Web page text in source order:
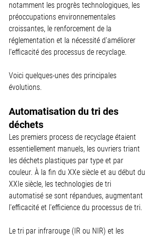
notamment les progrès technologiques, les
préoccupations environnementales
croissantes, le renforcement de la
réglementation et la nécessité d'améliorer
l'efficacité des processus de recyclage.
Voici quelques-unes des principales
évolutions.
Automatisation du tri des
déchets
Les premiers process de recyclage étaient
essentiellement manuels, les ouvriers triant
les déchets plastiques par type et par
couleur. À la fin du XXe siècle et au début du
XXIe siècle, les technologies de tri
automatisé se sont répandues, augmentant
l'efficacité et l'efficience du processus de tri.
Le tri par infrarouge (IR ou NIR) et les